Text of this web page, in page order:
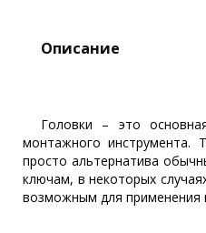
Описание
Головки – это
монтажного инструмента.
просто альтернатива
ключам, в некоторых
возможным для применения